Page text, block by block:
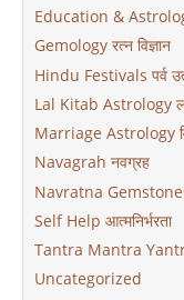
Education &
Gemology रत्न विज्ञान
Hindu Festivals पर्व
Lal Kitab Astrology
Marriage Astrology
Navagrah नवग्रह
Navratna
Self Help आत्मनिर्भरता
Tantra Mantra
Uncategorized